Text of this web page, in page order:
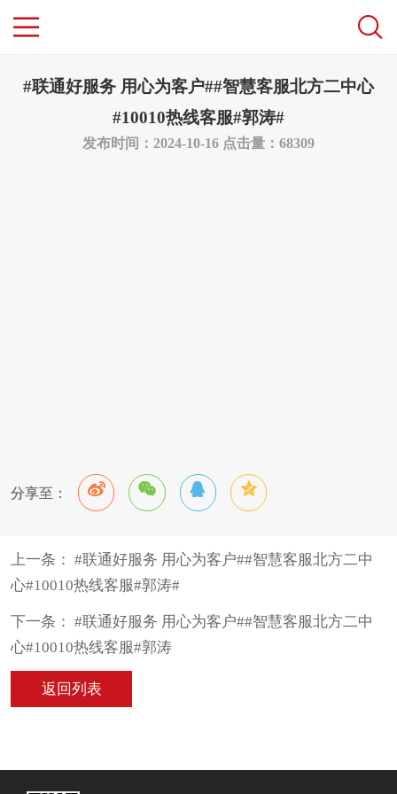
#联通好服务 用心为客户##智慧客服北方二中心
#10010热线客服#郭涛#
发布时间：2024-10-16 点击量：68309
分享至：
上一条： #联通好服务 用心为客户##智慧客服北方二中
心#10010热线客服#郭涛#
下一条： #联通好服务 用心为客户##智慧客服北方二中
心#10010热线客服#郭涛
返回列表